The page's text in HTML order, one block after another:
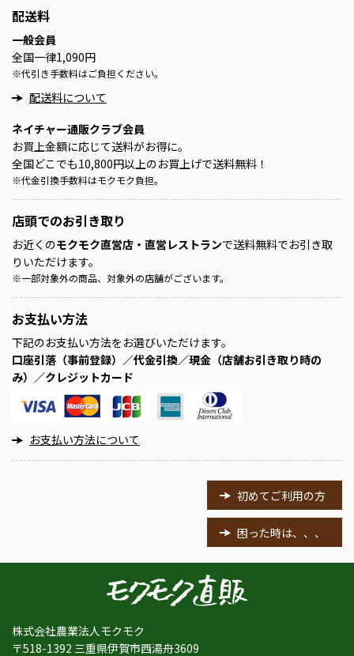
配送料
一般会員
全国一律1,090円
※代引き手数料はご負担ください。
配送料について
ネイチャー通販クラブ会員
お買上金額に応じて送料がお得に。
全国どこでも10,800円以上のお買上げで送料無料！
※代金引換手数料はモクモク負担。
店頭でのお引き取り
お近くのモクモク直営店・直営レストランで送料無料でお引き取
りいただけます。
※一部対象外の商品、対象外の店舗がございます。
お支払い方法
下記のお支払い方法をお選びいただけます。
口座引落（事前登録）／代金引換／現金（店舗お引き取り時の
み）／クレジットカード
お支払い方法について
初めてご利用の方
困った時は、、、
株式会社農業法人モクモク
〒518-1392 三重県伊賀市西湯舟3609